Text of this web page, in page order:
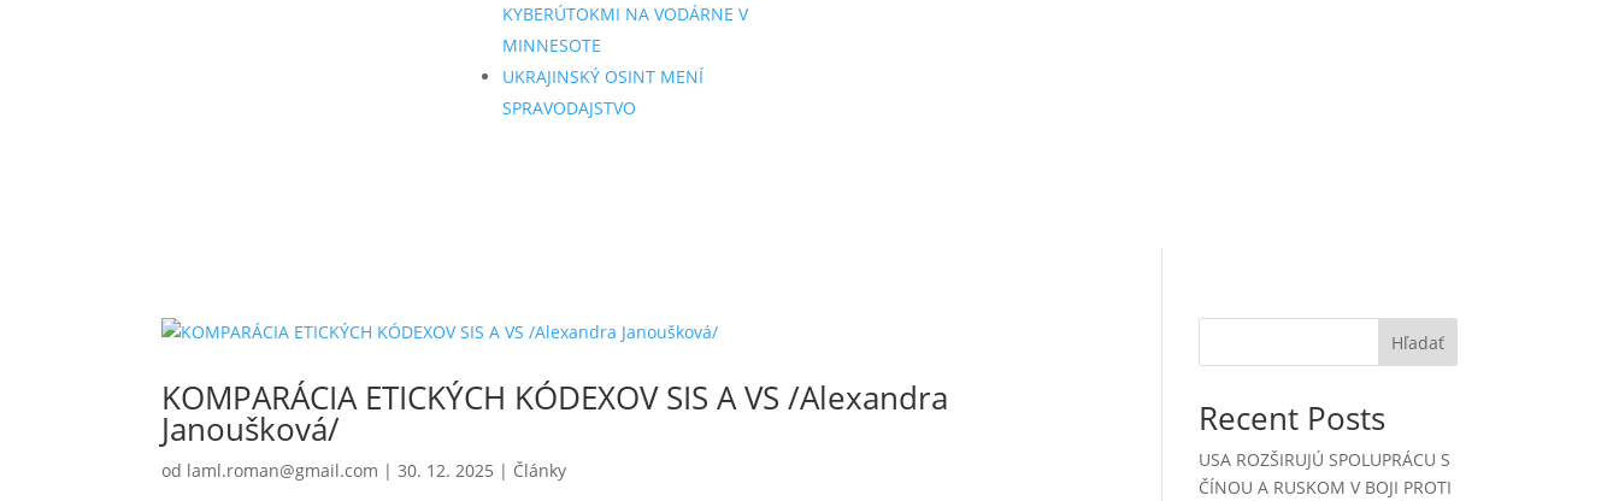
KYBERÚTOKMI NA VODÁRNE V
MINNESOTE
UKRAJINSKÝ OSINT MENÍ
SPRAVODAJSTVO
KOMPARÁCIA ETICKÝCH KÓDEXOV SIS A VS /Alexandra
Janoušková/
od laml.roman@gmail.com |30. 12. 2025 | Články
Hľadať
Recent Posts
USA ROZŠIRUJÚ SPOLUPRÁCU S
ČÍNOU A RUSKOM V BOJI PROTI